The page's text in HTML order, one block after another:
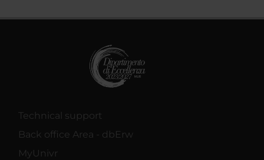
Technical support
Back office Area - dbErw
MyUnivr